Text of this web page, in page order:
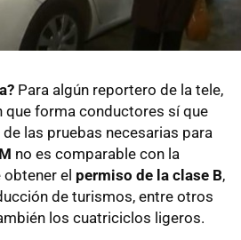
Para algún reportero de la tele,
que forma conductores sí que
las pruebas necesarias para
no es comparable con la
obtener el permiso de la clase B,
de turismos, entre otros
los cuatriciclos ligeros.